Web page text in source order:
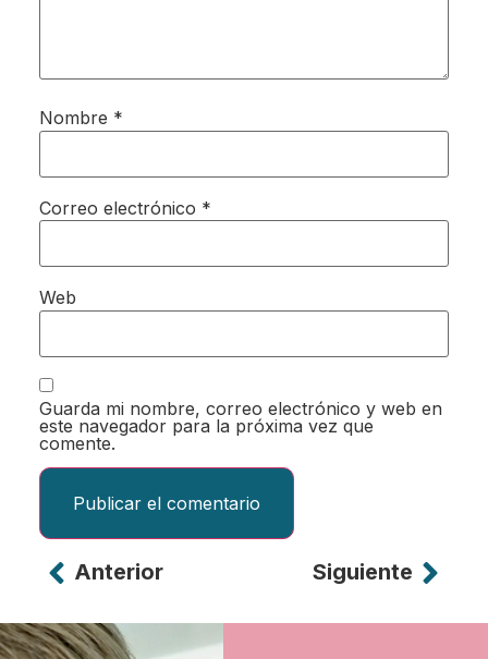
Nombre *
Correo electrónico *
Web
Guarda mi nombre, correo electrónico y web en
este navegador para la próxima vez que
comente.
Alternative:
Anterior Siguiente